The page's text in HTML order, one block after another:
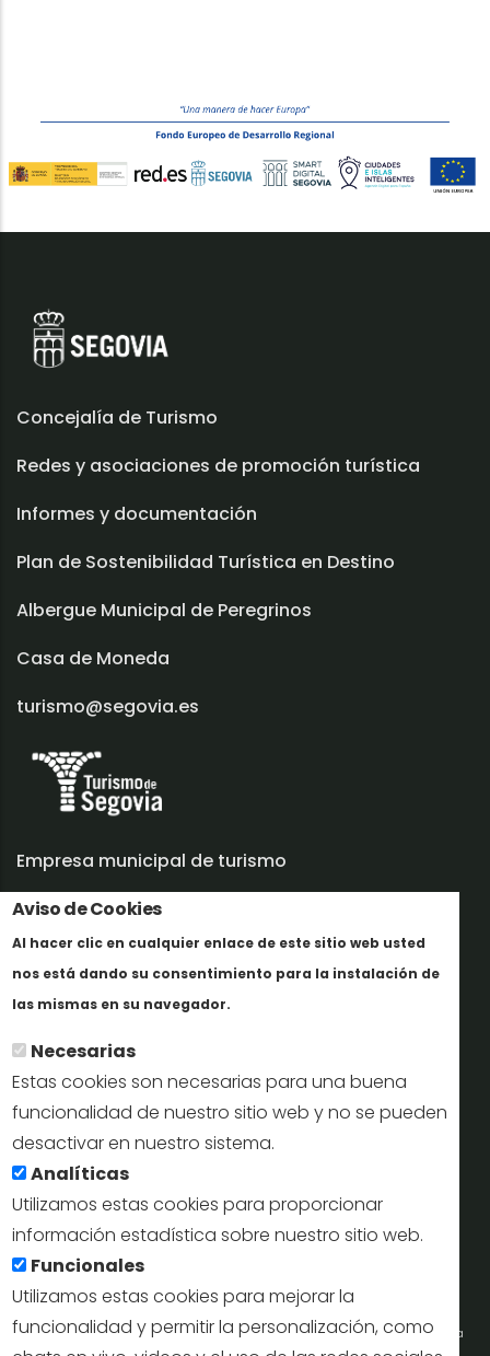
Aviso de Cookies
Al hacer clic en cualquier enlace de este sitio web usted
nos está dando su consentimiento para la instalación de
las mismas en su navegador.
Necesarias
Estas cookies son necesarias para una buena
funcionalidad de nuestro sitio web y no se pueden
desactivar en nuestro sistema.
Analíticas
Utilizamos estas cookies para proporcionar
información estadística sobre nuestro sitio web.
Funcionales
Utilizamos estas cookies para mejorar la
funcionalidad y permitir la personalización, como
Concejalía de Turismo
Redes y asociaciones de promoción turística
Informes y documentación
Plan de Sostenibilidad Turística en Destino
Albergue Municipal de Peregrinos
Casa de Moneda
turismo@segovia.es
Empresa municipal de turismo
Trabaja con nosotros
Informes y documentación
Perfil del contratante
Oficinas de Turismo
reservas@turismodesegovia.com
info@turismodesegovia.com
Aviso legal |
Portal de la Concejalía de Turismo (Ayuntamiento de Segovia) y la Empresa